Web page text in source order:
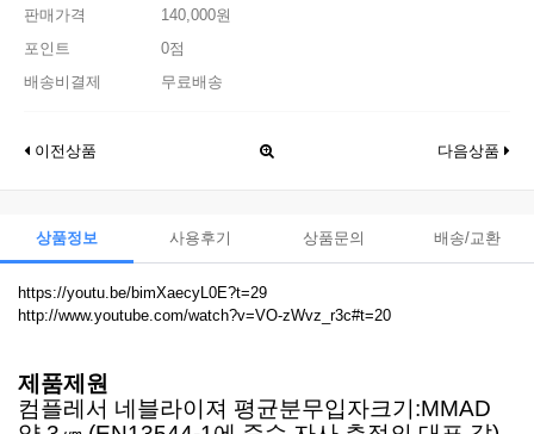
판매가격
140,000원
포인트
0점
배송비결제
무료배송
이전상품 다음상품
상품정보 사용후기 상품문의 배송/교환
https://youtu.be/bimXaecyL0E?t=29
http://www.youtube.com/watch?v=VO-zWvz_r3c#t=20
제품제원
컴플레서 네블라이져 평균분무입자크기:MMAD